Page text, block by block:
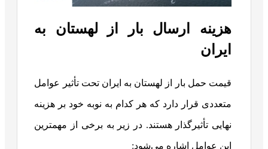
هزینه ارسال بار از لهستان به
ایران
قیمت حمل بار از لهستان به ایران تحت تأثیر عوامل
متعددی قرار دارد که هر کدام به نوبه خود بر هزینه
نهایی تأثیرگذار هستند. در زیر به برخی از مهمترین
این عوامل اشاره می‌شود: